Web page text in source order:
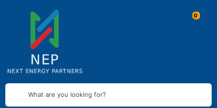
What are you looking for?